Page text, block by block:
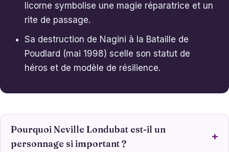
licorne symbolise une magie réparatrice et un
rite de passage.
Sa destruction de Nagini à la Bataille de
Poudlard (mai 1998) scelle son statut de
héros et de modèle de résilience.
Pourquoi Neville Londubat est-il un
personnage si important ?